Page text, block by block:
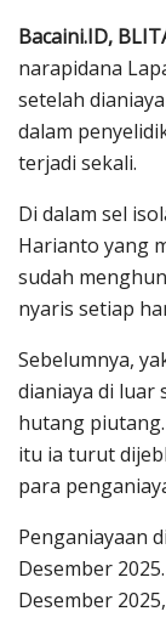
Bacaini.ID,
narapidana
setelah
dalam
terjadi sekali.
Di dalam sel
Harianto yang
sudah
nyaris setiap
Sebelumnya,
dianiaya di luar
hutang
itu ia turut
para
Penganiayaan
Desember
Desember